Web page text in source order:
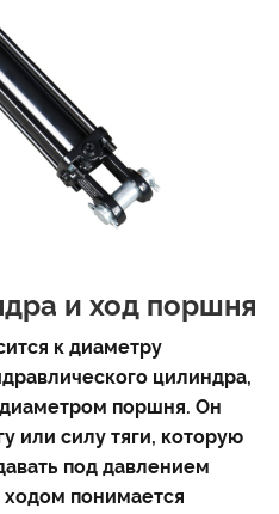
и ход поршня
к диаметру
цилиндра,
поршня. Он
или силу тяги, которую
под давлением
понимается